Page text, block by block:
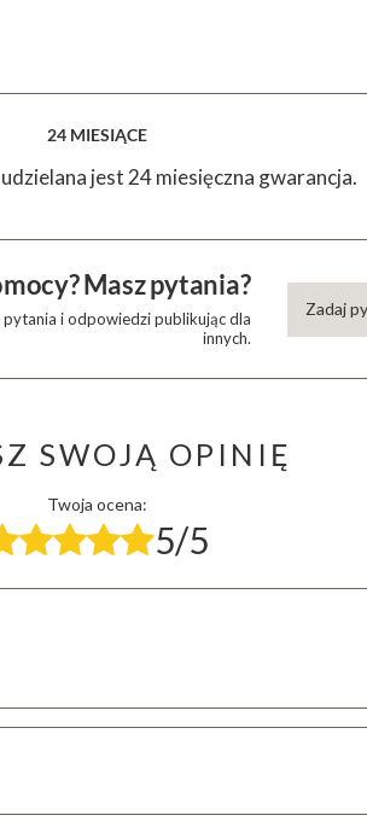
24 MIESIĄCE
jest 24 miesięczna gwarancja.
Masz pytania?
pytania i odpowiedzi publikując dla
innych.
Zadaj
SWOJĄ OPINIĘ
Twoja ocena:
5/5